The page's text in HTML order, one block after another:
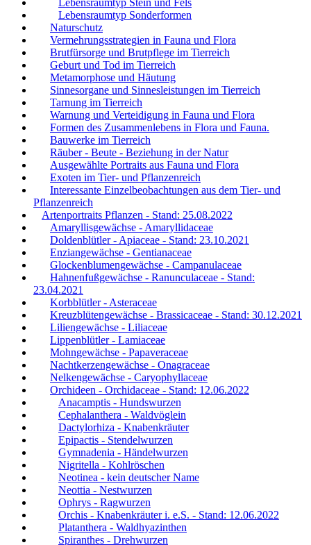
Lebensraumtyp Stein und Fels
Lebensraumtyp Sonderformen
Naturschutz
Vermehrungsstrategien in Fauna und Flora
Brutfürsorge und Brutpflege im Tierreich
Geburt und Tod im Tierreich
Metamorphose und Häutung
Sinnesorgane und Sinnesleistungen im Tierreich
Tarnung im Tierreich
Warnung und Verteidigung in Fauna und Flora
Formen des Zusammenlebens in Flora und Fauna.
Bauwerke im Tierreich
Räuber - Beute - Beziehung in der Natur
Ausgewählte Portraits aus Fauna und Flora
Exoten im Tier- und Pflanzenreich
Interessante Einzelbeobachtungen aus dem Tier- und
Pflanzenreich
Artenportraits Pflanzen - Stand: 25.08.2022
Amaryllisgewächse - Amaryllidaceae
Doldenblütler - Apiaceae - Stand: 23.10.2021
Enziangewächse - Gentianaceae
Glockenblumengewächse - Campanulaceae
Hahnenfußgewächse - Ranunculaceae - Stand:
23.04.2021
Korbblütler - Asteraceae
Kreuzblütengewächse - Brassicaceae - Stand: 30.12.2021
Liliengewächse - Liliaceae
Lippenblütler - Lamiaceae
Mohngewächse - Papaveraceae
Nachtkerzengewächse - Onagraceae
Nelkengewächse - Caryophyllaceae
Orchideen - Orchidaceae - Stand: 12.06.2022
Anacamptis - Hundswurzen
Cephalanthera - Waldvöglein
Dactylorhiza - Knabenkräuter
Epipactis - Stendelwurzen
Gymnadenia - Händelwurzen
Nigritella - Kohlröschen
Neotinea - kein deutscher Name
Neottia - Nestwurzen
Ophrys - Ragwurzen
Orchis - Knabenkräuter i. e.S. - Stand: 12.06.2022
Platanthera - Waldhyazinthen
Spiranthes - Drehwurzen